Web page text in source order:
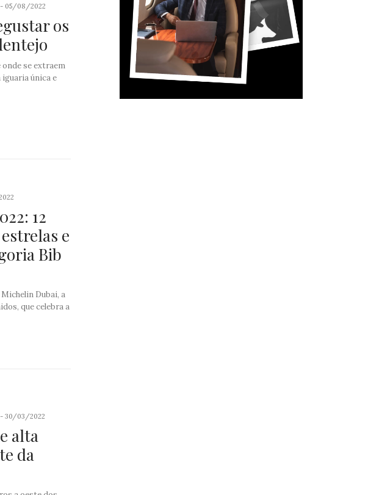
- 05/08/2022
os
onde se extraem
única e
12
e
Bib
Dubai, a
que celebra a
- 30/03/2022
alta
da